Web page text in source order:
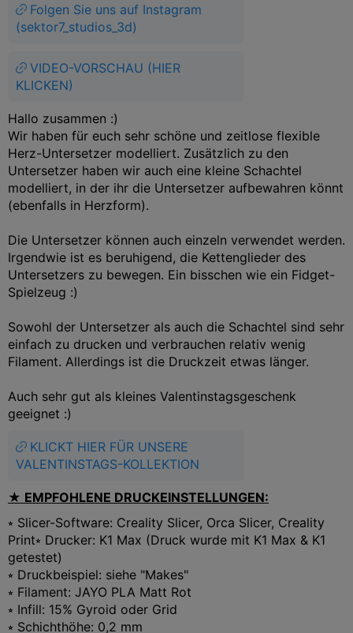
Folgen Sie uns auf Instagram
(sektor7_studios_3d)
VIDEO-VORSCHAU (HIER
KLICKEN)
Hallo zusammen :)
Wir haben für euch sehr schöne und zeitlose flexible
Herz-Untersetzer modelliert. Zusätzlich zu den
Untersetzer haben wir auch eine kleine Schachtel
modelliert, in der ihr die Untersetzer aufbewahren könnt
(ebenfalls in Herzform).
Die Untersetzer können auch einzeln verwendet werden.
Irgendwie ist es beruhigend, die Kettenglieder des
Untersetzers zu bewegen. Ein bisschen wie ein Fidget-
Spielzeug :)
Sowohl der Untersetzer als auch die Schachtel sind sehr
einfach zu drucken und verbrauchen relativ wenig
Filament. Allerdings ist die Druckzeit etwas länger.
Auch sehr gut als kleines Valentinstagsgeschenk
geeignet :)
KLICKT HIER FÜR UNSERE
VALENTINSTAGS-KOLLEKTION
★ EMPFOHLENE DRUCKEINSTELLUNGEN:
⭒ Slicer-Software: Creality Slicer, Orca Slicer, Creality
Print⭒ Drucker: K1 Max (Druck wurde mit K1 Max & K1
getestet)
⭒ Druckbeispiel: siehe "Makes"
⭒ Filament: JAYO PLA Matt Rot
⭒ Infill: 15% Gyroid oder Grid
⭒ Schichthöhe: 0,2 mm